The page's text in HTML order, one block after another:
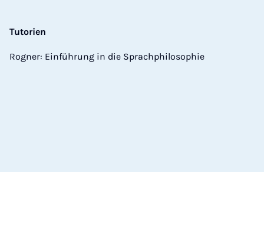
Tutorien
Rogner: Einführung in die Sprachphilosophie